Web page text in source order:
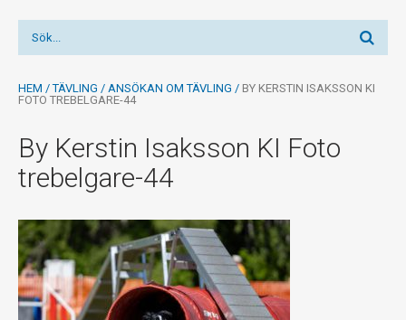
HEM /TÄVLING / ANSÖKAN OM TÄVLING / BY KERSTIN ISAKSSON KI
FOTO TREBELGARE-44
By Kerstin Isaksson KI Foto
trebelgare-44